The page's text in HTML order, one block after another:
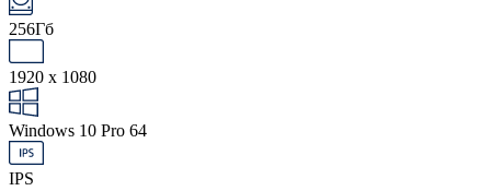
256Гб
1920 x 1080
Windows 10 Pro 64
IPS